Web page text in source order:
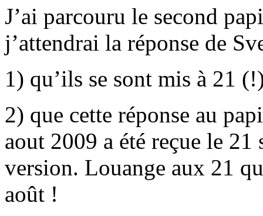
J’ai parcouru le second
j’attendrai la réponse de
1) qu’ils se sont mis à 21
2) que cette réponse au
aout 2009 a été reçue le 21
version. Louange aux 21
août !